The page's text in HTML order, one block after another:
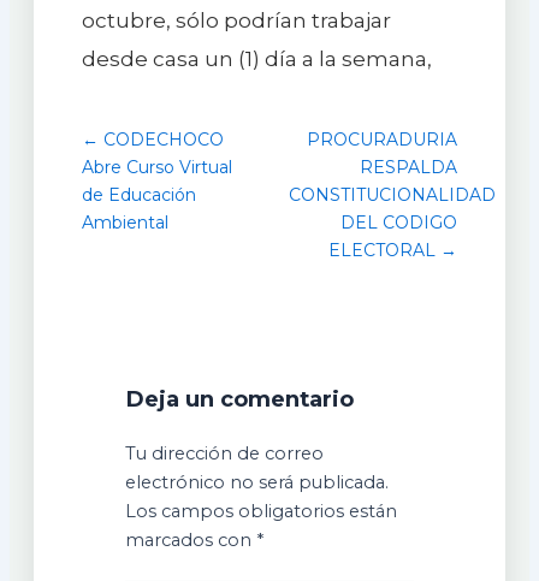
octubre, sólo podrían trabajar
desde casa un (1) día a la semana,
← CODECHOCO
Abre Curso Virtual
de Educación
Ambiental
PROCURADURIA
RESPALDA
CONSTITUCIONALIDAD
DEL CODIGO
ELECTORAL →
Deja un comentario
Tu dirección de correo
electrónico no será publicada.
Los campos obligatorios están
marcados con *